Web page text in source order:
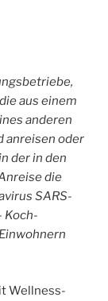
aus einem
anderen
anreisen oder
der in den
die
SARS-
Koch-
Wellness-